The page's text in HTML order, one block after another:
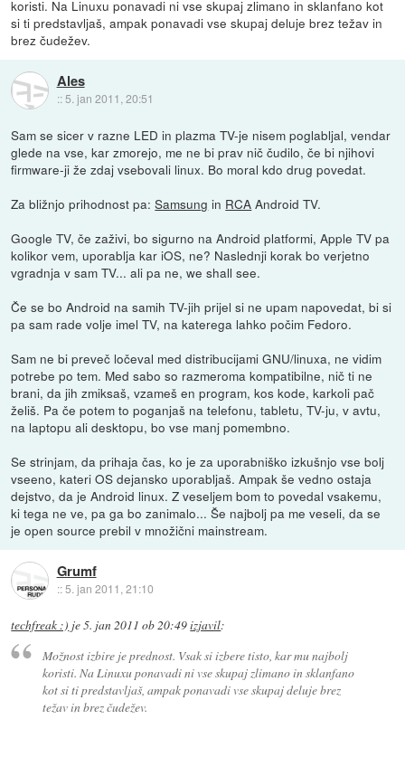
koristi. Na Linuxu ponavadi ni vse skupaj zlimano in sklanfano kot
si ti predstavljaš, ampak ponavadi vse skupaj deluje brez težav in
brez čudežev.
Ales
:: 5. jan 2011, 20:51
Sam se sicer v razne LED in plazma TV-je nisem poglabljal, vendar
glede na vse, kar zmorejo, me ne bi prav nič čudilo, če bi njihovi
firmware-ji že zdaj vsebovali linux. Bo moral kdo drug povedat.
Za bližnjo prihodnost pa:Samsung in RCA Android TV.
Google TV, če zaživi, bo sigurno na Android platformi, Apple TV pa
kolikor vem, uporablja kar iOS, ne? Naslednji korak bo verjetno
vgradnja v sam TV... ali pa ne, we shall see.
Če se bo Android na samih TV-jih prijel si ne upam napovedat, bi si
pa sam rade volje imel TV, na katerega lahko počim Fedoro.
Sam ne bi preveč ločeval med distribucijami GNU/linuxa, ne vidim
potrebe po tem. Med sabo so razmeroma kompatibilne, nič ti ne
brani, da jih zmiksaš, vzameš en program, kos kode, karkoli pač
želiš. Pa če potem to poganjaš na telefonu, tabletu, TV-ju, v avtu,
na laptopu ali desktopu, bo vse manj pomembno.
Se strinjam, da prihaja čas, ko je za uporabniško izkušnjo vse bolj
vseeno, kateri OS dejansko uporabljaš. Ampak še vedno ostaja
dejstvo, da je Android linux. Z veseljem bom to povedal vsakemu,
ki tega ne ve, pa ga bo zanimalo... Še najbolj pa me veseli, da se
je open source prebil v množični mainstream.
Grumf
::5. jan 2011, 21:10
techfreak :) je5. jan 2011 ob 20:49izjavil:
Možnost izbire je prednost. Vsak si izbere tisto, kar mu najbolj
koristi. Na Linuxu ponavadi ni vse skupaj zlimano in sklanfano
kot si ti predstavljaš, ampak ponavadi vse skupaj deluje brez
težav in brez čudežev.